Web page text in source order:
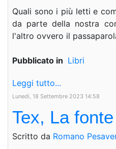
Quali sono i più letti e
da parte della nostra
l'altro ovvero il
Pubblicato in Libri
Leggi tutto...
Lunedì, 18 Settembre 2023 14:58
Tex, La
Scritto da Romano